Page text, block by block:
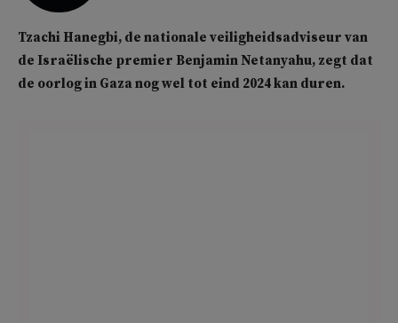
Tzachi Hanegbi, de nationale veiligheidsadviseur van
de Israëlische premier Benjamin Netanyahu, zegt dat
de oorlog in Gaza nog wel tot eind 2024 kan duren.